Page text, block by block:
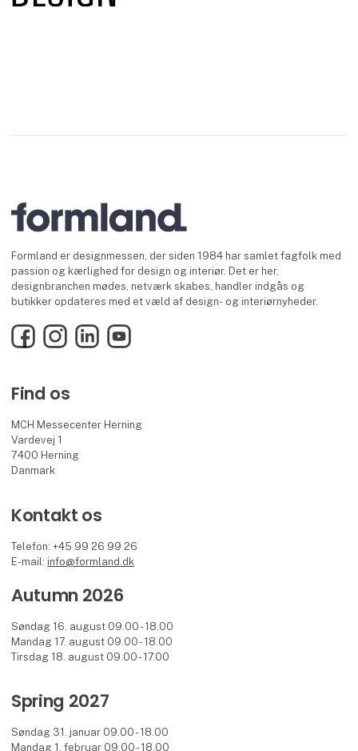
Formland er designmessen, der siden 1984 har samlet fagfolk med
passion og kærlighed for design og interiør. Det er her,
designbranchen mødes, netværk skabes, handler indgås og
butikker opdateres med et væld af design- og interiørnyheder.
FacebookInstagramLinkedInYouTube
Find os
MCH Messecenter Herning
Vardevej 1
7400 Herning
Danmark
Kontakt os
Telefon: +45 99 26 99 26
E-mail: info@formland.dk
Autumn 2026
Søndag 16. august 09.00 - 18.00
Mandag 17. august 09.00 - 18.00
Tirsdag 18. august 09.00 - 17.00
Spring 2027
Søndag 31. januar 09.00 - 18.00
Mandag 1. februar 09.00 - 18.00